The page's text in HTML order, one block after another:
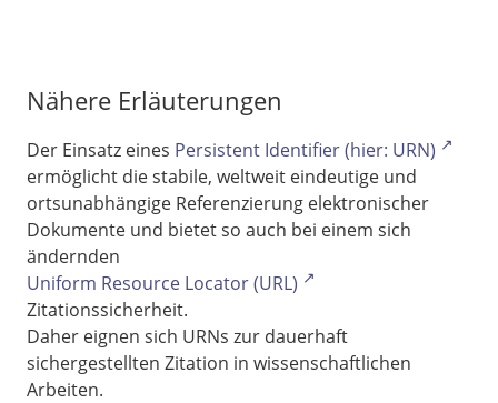
Nähere Erläuterungen
Der Einsatz eines Persistent Identifier (hier: URN)
ermöglicht die stabile, weltweit eindeutige und
ortsunabhängige Referenzierung elektronischer
Dokumente und bietet so auch bei einem sich
ändernden
Uniform Resource Locator (URL)
Zitationssicherheit.
Daher eignen sich URNs zur dauerhaft
sichergestellten Zitation in wissenschaftlichen
Arbeiten.